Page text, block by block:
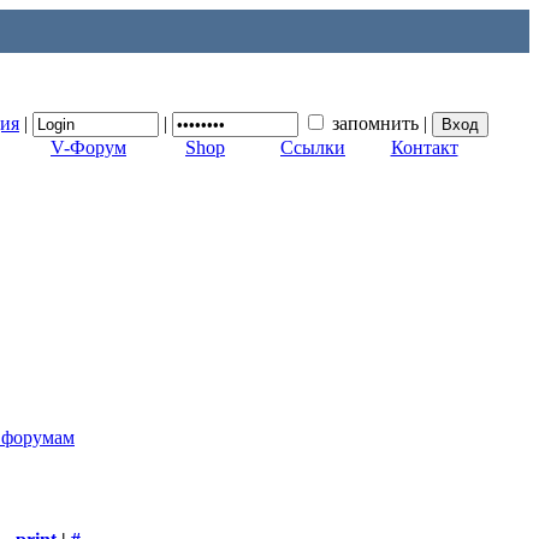
| | запомнить |
V-Форум Shop Ссылки Контакт
форумам